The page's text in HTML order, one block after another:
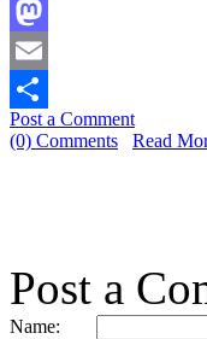
Facebook
Mastodon
Email
Share
Post a Comment
(0) Comments
Read
Post a
Name: